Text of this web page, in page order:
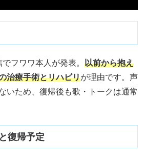
フワワ本人が発表。 以前から抱え
治療手術とリハビリが理由です。声
いため、復帰後も歌・トークは通常
復帰予定